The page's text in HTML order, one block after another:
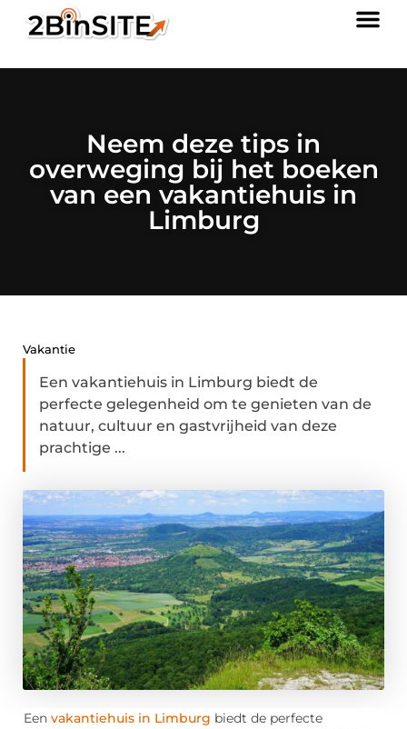
Neem deze tips in
overweging bij het boeken
van een vakantiehuis in
Limburg
Vakantie
Een vakantiehuis in Limburg biedt de
perfecte gelegenheid om te genieten van de
natuur, cultuur en gastvrijheid van deze
prachtige ...
Een vakantiehuis in Limburg biedt de perfecte